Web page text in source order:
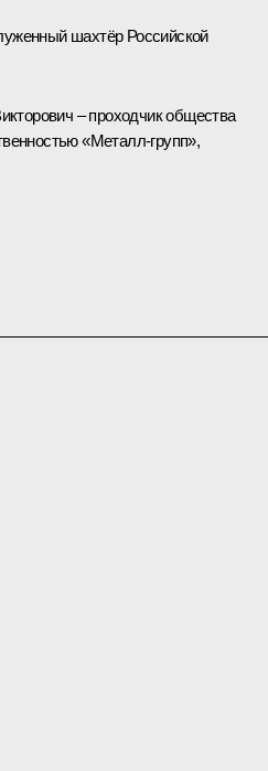
шахтёр Российской
– проходчик общества
«Металл-групп»,